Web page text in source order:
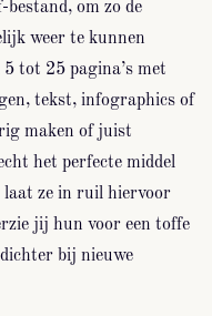
bestand, om zo de
weer te kunnen
tot 25 pagina’s met
tekst, infographics of
maken of juist
het perfecte middel
laat ze in ruil hiervoor
jij hun voor een toffe
bij nieuwe